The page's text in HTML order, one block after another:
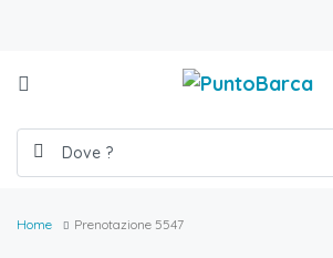
Home Prenotazione 5547